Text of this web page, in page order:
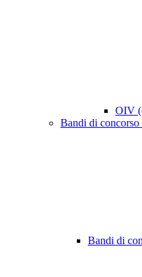
OIV
Bandi di concorso
Bandi di